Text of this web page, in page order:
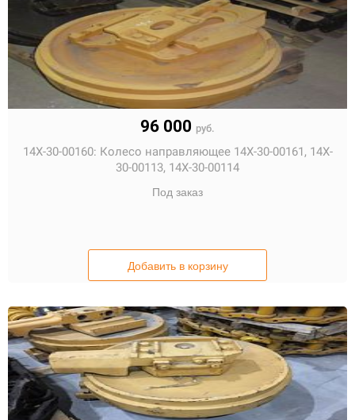
96 000 руб.
14X-30-00160: Колесо направляющее 14X-30-00161, 14X-
30-00113, 14X-30-00114
Под заказ
Добавить в корзину